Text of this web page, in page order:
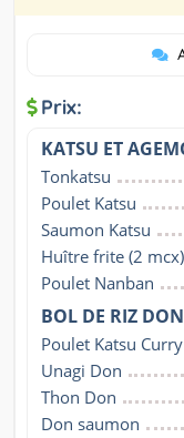
Prix:
KATSU ET
Tonkatsu
Poulet Katsu
Saumon Katsu
Huître frite (2 mcx)
Poulet Nanban
BOL DE RIZ
Poulet Katsu Curry
Unagi Don
Thon Don
Don saumon